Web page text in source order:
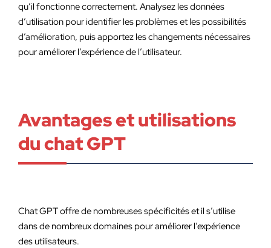
qu’il fonctionne correctement. Analysez les données
d’utilisation pour identifier les problèmes et les possibilités
d’amélioration, puis apportez les changements nécessaires
pour améliorer l’expérience de l’utilisateur.
Avantages et utilisations
du chat GPT
Chat GPT offre de nombreuses spécificités et il s’utilise
dans de nombreux domaines pour améliorer l’expérience
des utilisateurs.